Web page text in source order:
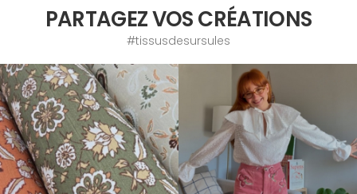
PARTAGEZ VOS CRÉATIONS
#tissusdesursules